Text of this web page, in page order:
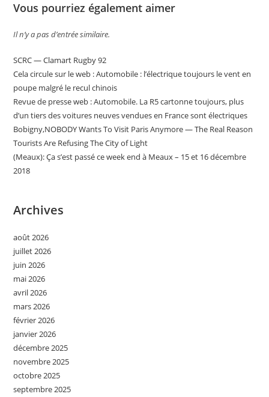
Vous pourriez également aimer
Il n’y a pas d’entrée similaire.
SCRC — Clamart Rugby 92
Cela circule sur le web : Automobile : l’électrique toujours le vent en
poupe malgré le recul chinois
Revue de presse web : Automobile. La R5 cartonne toujours, plus
d’un tiers des voitures neuves vendues en France sont électriques
Bobigny,NOBODY Wants To Visit Paris Anymore — The Real Reason
Tourists Are Refusing The City of Light
(Meaux): Ça s’est passé ce week end à Meaux – 15 et 16 décembre
2018
Archives
août 2026
juillet 2026
juin 2026
mai 2026
avril 2026
mars 2026
février 2026
janvier 2026
décembre 2025
novembre 2025
octobre 2025
septembre 2025